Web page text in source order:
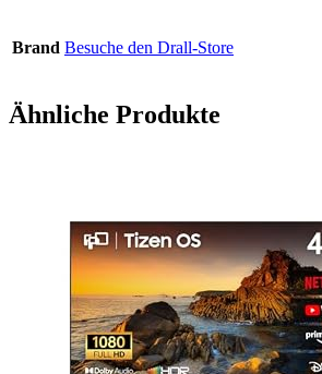
Brand Besuche den Drall-Store
Ähnliche Produkte